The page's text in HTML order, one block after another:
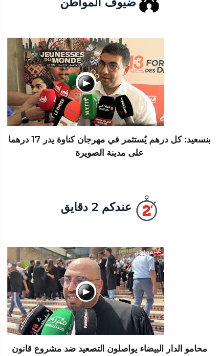
بنسعيد: كل درهم يُستثمر في مهرجان كناوة يدر 17 درهما
على مدينة الصويرة
عندكم 2 دقايق
محامو الدار البيضاء يواصلون التصعيد ضد مشروع قانون